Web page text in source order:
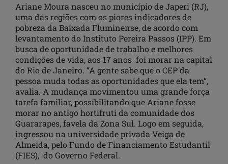
Ariane Moura nasceu no município de Japeri (RJ),
uma das regiões com os piores indicadores de
pobreza da Baixada Fluminense, de acordo com
levantamento do Instituto Pereira Passos (IPP). Em
busca de oportunidade de trabalho e melhores
condições de vida, aos 17 anos foi morar na capital
do Rio de Janeiro. “A gente sabe que o CEP da
pessoa muda todas as oportunidades que ela tem”,
avalia. A mudança movimentou uma grande força
tarefa familiar, possibilitando que Ariane fosse
morar no antigo hortifruti da comunidade dos
Guararapes, favela da Zona Sul. Logo em seguida,
ingressou na universidade privada Veiga de
Almeida, pelo Fundo de Financiamento Estudantil
(FIES), do Governo Federal.